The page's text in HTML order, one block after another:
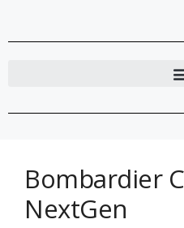
Bombardier
NextGen